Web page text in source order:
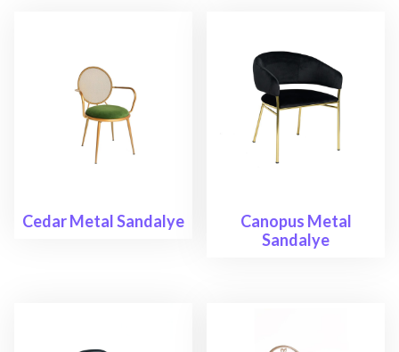
Cedar Metal Sandalye
Canopus Metal
Sandalye